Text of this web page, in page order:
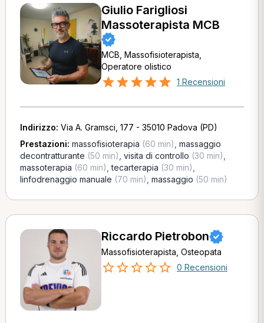
Giulio Farigliosi
Massoterapista MCB
MCB, Massofisioterapista,
Operatore olistico
1 Recensioni
Indirizzo: Via A. Gramsci, 177 - 35010 Padova (PD)
Prestazioni: massofisioterapia (60 min) massaggio
decontratturante (50 min) visita di controllo (30 min)
massoterapia (60 min) ,tecarterapia (30 min)
linfodrenaggio manuale (70 min) massaggio (50 min)
Riccardo Pietrobon
Massofisioterapista, Osteopata
0 Recensioni